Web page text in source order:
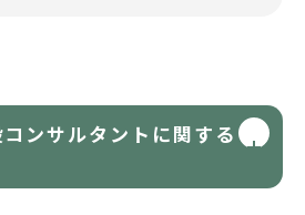
ンサルタントに関する